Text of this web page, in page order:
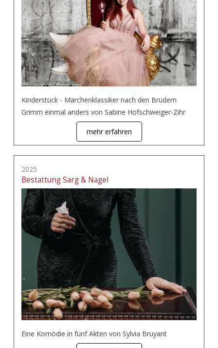
Kinderstück - Märchenklassiker nach den Brüdern
Grimm einmal anders von Sabine Hofschweiger-Zihr
mehr erfahren
2025
Bestattung Sarg & Nagel
Eine Komödie in fünf Akten von Sylvia Bruyant